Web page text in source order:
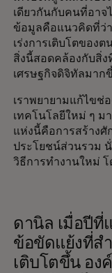
เดียวกันกับคนที่อาจ
ข้อมูลคือแนวคิดที่ว่
เร่งการเติบโตของ
สิ่งนี้สอดคล้องกับสิ่ง
เศรษฐกิจดิจิทัลมาก
เราพยายามแก้ไขช่
เทคโนโลยีใหม่ ๆ ม
แห่งนี้คือการสร้างศั
ประโยชน์ส่วนรวม
วิธีการทำงานใหม่
ดานิล เมื่อปีที่
ข้อขัดแย้งที่ส
เติบโตขึ้น อง